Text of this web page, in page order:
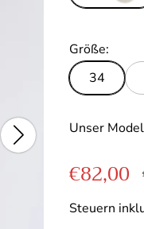
Größe:
34
Unser
€82,00
Steuern